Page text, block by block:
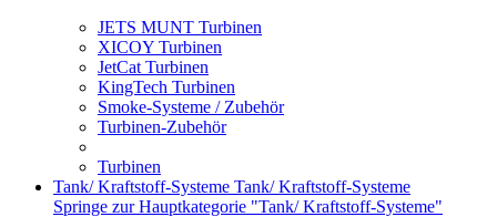
JETS MUNT Turbinen
XICOY Turbinen
JetCat Turbinen
KingTech Turbinen
Smoke-Systeme / Zubehör
Turbinen-Zubehör
Turbinen
Tank/ Kraftstoff-Systeme Tank/ Kraftstoff-Systeme
Springe zur Hauptkategorie "Tank/ Kraftstoff-Systeme"